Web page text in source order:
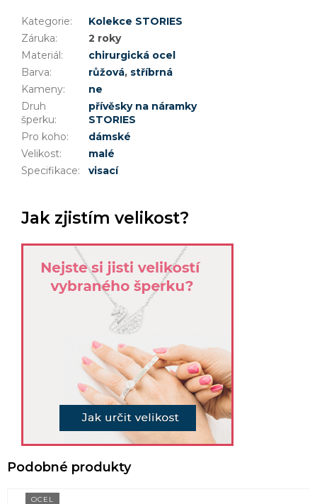
Kategorie:
Kolekce STORIES
Záruka:
2 roky
Materiál:
chirurgická ocel
Barva: růžová, stříbrná
Kameny:
ne
Druh
šperku:
přívěsky na náramky
STORIES
Pro koho:
dámské
Velikost:
malé
Specifikace: visací
Jak zjistím velikost?
OCEL